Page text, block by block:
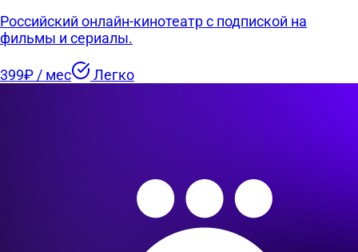
Российский онлайн-кинотеатр с подпиской на
фильмы и сериалы.
399₽ / мес Легко